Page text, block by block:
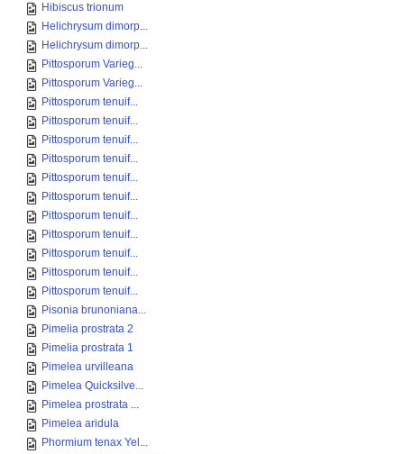
Hibiscus trionum
Helichrysum dimorp...
Helichrysum dimorp...
Pittosporum Varieg...
Pittosporum Varieg...
Pittosporum tenuif...
Pittosporum tenuif...
Pittosporum tenuif...
Pittosporum tenuif...
Pittosporum tenuif...
Pittosporum tenuif...
Pittosporum tenuif...
Pittosporum tenuif...
Pittosporum tenuif...
Pittosporum tenuif...
Pittosporum tenuif...
Pisonia brunoniana...
Pimelia prostrata 2
Pimelia prostrata 1
Pimelea urvilleana
Pimelea Quicksilve...
Pimelea prostrata ...
Pimelea aridula
Phormium tenax Yel...